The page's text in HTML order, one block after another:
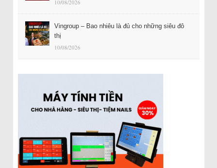
10/08/2026
Vingroup – Bao nhiêu là đủ cho những siêu đô
thị
10/08/2026